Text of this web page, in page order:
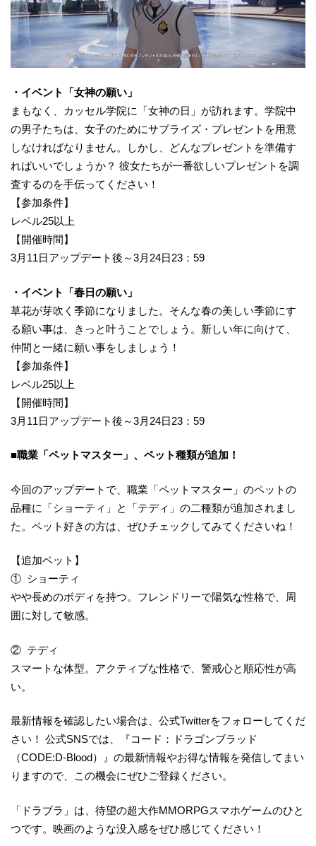
・イベント「女神の願い」
まもなく、カッセル学院に「女神の日」が訪れます。学院中
の男子たちは、女子のためにサプライズ・プレゼントを用意
しなければなりません。しかし、どんなプレゼントを準備す
ればいいでしょうか？ 彼女たちが一番欲しいプレゼントを調
査するのを手伝ってください！
【参加条件】
レベル25以上
【開催時間】
3月11日アップデート後～3月24日23：59
・イベント「春日の願い」
草花が芽吹く季節になりました。そんな春の美しい季節にす
る願い事は、きっと叶うことでしょう。新しい年に向けて、
仲間と一緒に願い事をしましょう！
【参加条件】
レベル25以上
【開催時間】
3月11日アップデート後～3月24日23：59
■職業「ペットマスター」、ペット種類が追加！
今回のアップデートで、職業「ペットマスター」のペットの
品種に「ショーティ」と「テディ」の二種類が追加されまし
た。ペット好きの方は、ぜひチェックしてみてくださいね！
【追加ペット】
① ショーティ
やや長めのボディを持つ。フレンドリーで陽気な性格で、周
囲に対して敏感。
② テディ
スマートな体型。アクティブな性格で、警戒心と順応性が高
い。
最新情報を確認したい場合は、公式Twitterをフォローしてくだ
さい！ 公式SNSでは、『コード：ドラゴンブラッド
（CODE:D-Blood）』の最新情報やお得な情報を発信してまい
りますので、この機会にぜひご登録ください。
「ドラブラ」は、待望の超大作MMORPGスマホゲームのひと
つです。映画のような没入感をぜひ感じてください！